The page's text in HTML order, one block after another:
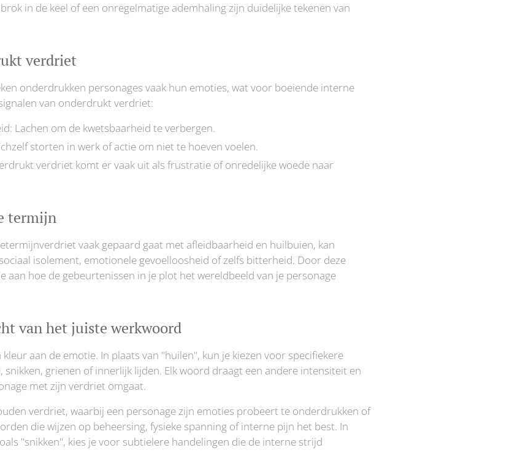
in de keel of een onregelmatige ademhaling zijn duidelijke tekenen van
verdriet
onderdrukken personages vaak hun emoties, wat voor boeiende interne
van onderdrukt verdriet:
Lachen om de kwetsbaarheid te verbergen.
storten in werk of actie om niet te hoeven voelen.
verdriet komt er vaak uit als frustratie of onredelijke woede naar
termijn
vaak gepaard gaat met afleidbaarheid en huilbuien, kan
isolement, emotionele gevoelloosheid of zelfs bitterheid. Door deze
aan hoe de gebeurtenissen in je plot het wereldbeeld van je personage
van het juiste werkwoord
aan de emotie. In plaats van "huilen", kun je kiezen voor specifiekere
snikken, grienen of innerlijk lijden. Elk woord draagt een andere intensiteit en
met zijn verdriet omgaat.
verdriet, waarbij een personage zijn emoties probeert te onderdrukken of
die wijzen op beheersing, fysieke spanning of interne pijn het best. In
"snikken", kies je voor subtielere handelingen die de interne strijd